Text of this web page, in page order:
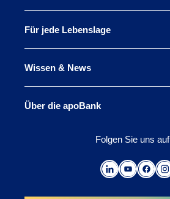
Für jede Lebenslage
Wissen & News
Über die apoBank
Folgen Sie uns auf